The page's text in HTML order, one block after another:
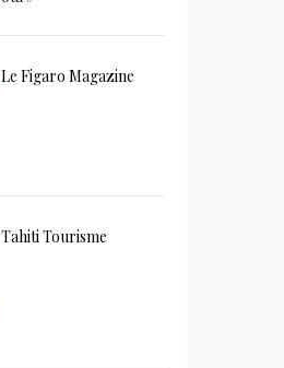
Le Figaro Magazine
Tahiti Tourisme